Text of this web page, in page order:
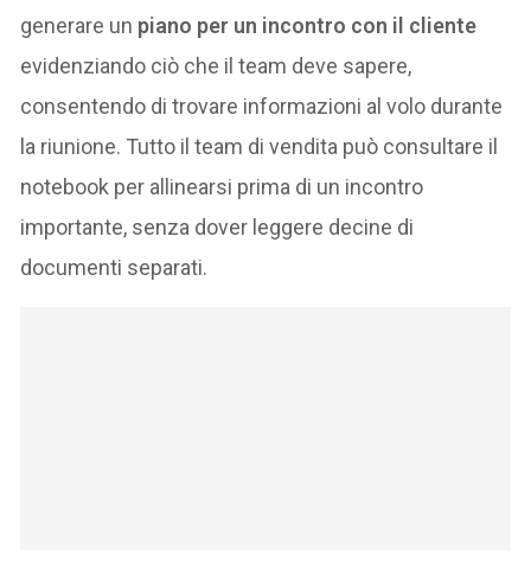
generare un piano per un incontro con il cliente
evidenziando ciò che il team deve sapere,
consentendo di trovare informazioni al volo durante
la riunione​. Tutto il team di vendita può consultare il
notebook per allinearsi prima di un incontro
importante, senza dover leggere decine di
documenti separati.